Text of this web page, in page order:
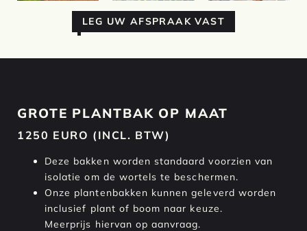
LEG UW AFSPRAAK VAST
GROTE PLANTBAK OP MAAT
1250 EURO (INCL. BTW)
Deze bakken worden standaard voorzien van
isolatie om de wortels te beschermen.
Onze plantenbakken kunnen geleverd worden
inclusief plant of boom naar keuze.
Meerprijs hiervan op aanvraag.